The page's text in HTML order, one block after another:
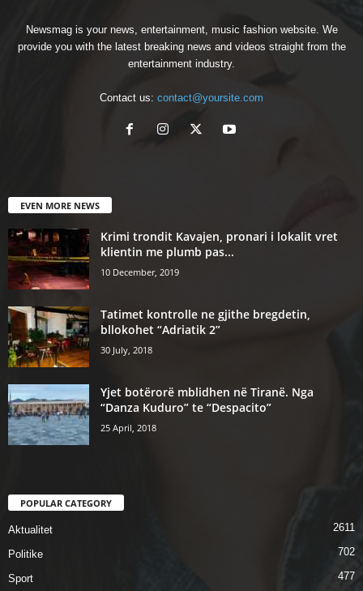
Newsmag is your news, entertainment, music fashion website. We
provide you with the latest breaking news and videos straight from the
entertainment industry.
Contact us: contact@yoursite.com
EVEN MORE NEWS
Krimi trondit Kavajen, pronari i lokalit vret
klientin me plumb pas...
10 December, 2019
Tatimet kontrolle ne gjithe bregdetin,
bllokohet “Adriatik 2”
30 July, 2018
Yjet botërorë mblidhen në Tiranë. Nga
“Danza Kuduro” te “Despacito”
25 April, 2018
POPULAR CATEGORY
Aktualitet 2611
Politike 702
Sport 477